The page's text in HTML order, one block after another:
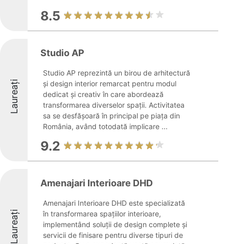
8.5
Laureați
Studio AP
Studio AP reprezintă un birou de arhitectură
și design interior remarcat pentru modul
dedicat și creativ în care abordează
transformarea diverselor spații. Activitatea
sa se desfășoară în principal pe piața din
România, având totodată implicare ...
9.2
Laureați
Amenajari Interioare DHD
Amenajari Interioare DHD este specializată
în transformarea spațiilor interioare,
implementând soluții de design complete și
servicii de finisare pentru diverse tipuri de